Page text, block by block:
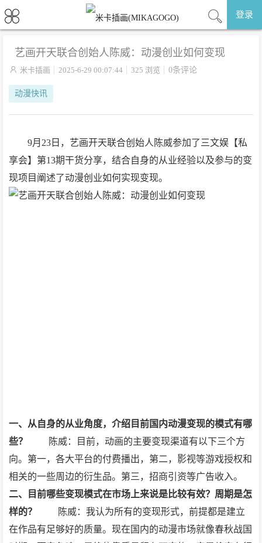
登录
艺画开天联合创始人陈威：动漫创业如何变现
 米卡插画 2025-6-29 00:07:44 325 浏览 0条评论
动漫快讯
9月23日，艺画开天联合创始人陈威参加了三文娱【私
享会】第13期干货分享，结合自身的从业经验以及参与的变
现项目阐述了动漫创业如何实现变现。
一、从自身的从业角度，介绍目前国内动漫变现的模式有哪
些？
陈威：目前，动画的主要变现渠道有以下三个方
向。第一，各大平台的付费播出，第二，影视等游戏授权和
相关的一些周边的衍生品。第三，招商引资等广告收入。
二、目前哪些变现模式在市场上来说是比较有效？周期是怎
样的？
陈威：我认为所有的变现形式，前提都是建立
在作品有足够好的质量。现在国内的动漫市场就像春秋战国